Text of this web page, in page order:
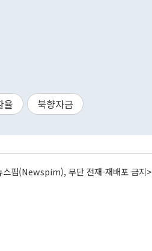
율 북향자금
스핌(Newspim), 무단 전재-재배포 금지>